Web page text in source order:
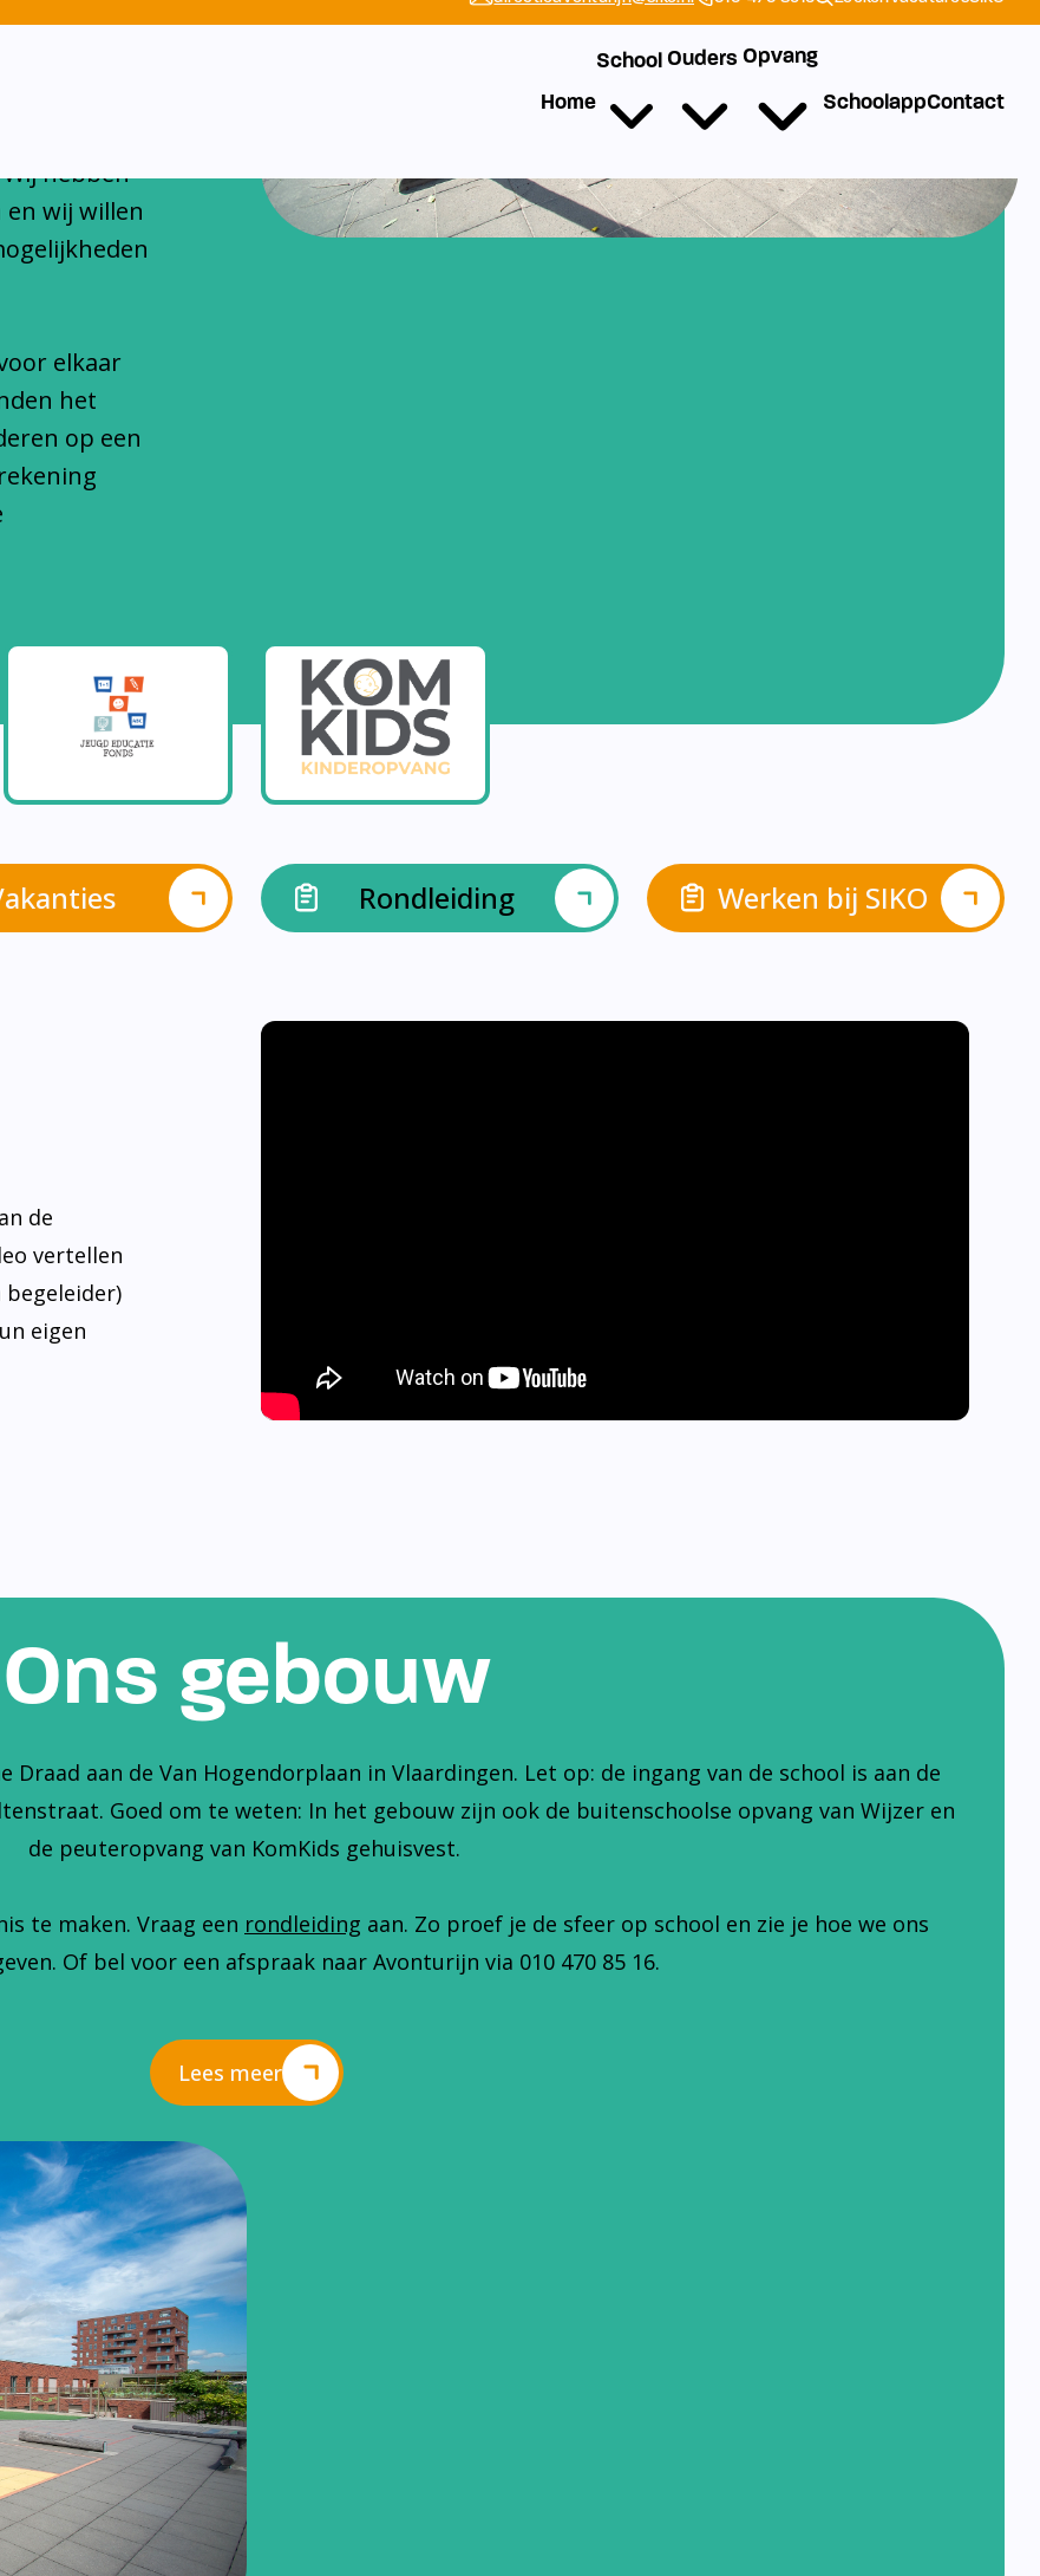
hebben
wij willen
elkaar
het
op een
Rondleiding Werken bij SIKO
de
vertellen
eigen
Ons gebouw
aan de Van Hogendorplaan in Vlaardingen. Let op: de ingang van de school is aan de
Goed om te weten: In het gebouw zijn ook de buitenschoolse opvang van Wijzer en
de peuteropvang van KomKids gehuisvest.
te maken. Vraag een rondleiding aan. Zo proef je de sfeer op school en zie je hoe we ons
Of bel voor een afspraak naar Avonturijn via 010 470 85 16.
Lees meer